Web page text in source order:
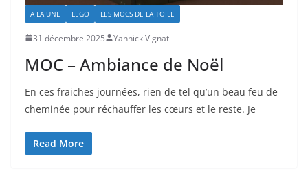
A LA UNE LEGO LES MOCS DE LA TOILE
31 décembre 2025 Yannick Vignat
MOC – Ambiance de Noël
En ces fraiches journées, rien de tel qu’un beau feu de
cheminée pour réchauffer les cœurs et le reste. Je
Read More